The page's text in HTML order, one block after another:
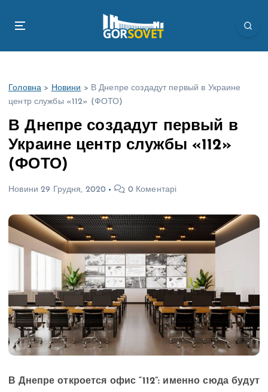
Головна > Новини > В Днепре создадут первый в Украине
центр службы «112» (ФОТО)
В Днепре создадут первый в
Украине центр службы «112»
(ФОТО)
Новини 29 Грудня, 2020 0 Коментарі
В Днепре откроется офис “112”: именно сюда будут